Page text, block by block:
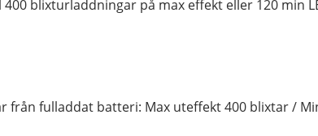
blixturladdningar på max effekt eller 120 min
från fulladdat batteri: Max uteffekt 400 blixtar /